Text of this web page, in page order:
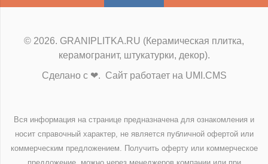
© 2026. GRANIPLITKA.RU (Керамическая плитка,
керамогранит, штукатурки, декор).
Сделано с ❤. Сайт работает на UMI.CMS
Вся информация на странице предназначена для ознакомления и
носит справочный характер, не является публичной офертой или
коммерческим предложением. Получить оферту или коммерческое